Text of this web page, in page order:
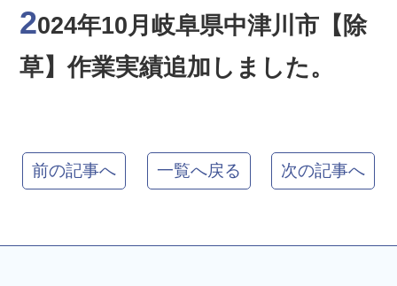
2024年10月岐阜県中津川市【除
草】作業実績追加しました。
前の記事へ 一覧へ戻る 次の記事へ